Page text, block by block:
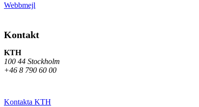
Webbmejl
Kontakt
KTH
100 44 Stockholm
+46 8 790 60 00
Kontakta KTH